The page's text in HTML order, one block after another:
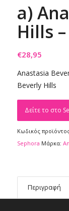
a)
Hills
€28,95
Anastasia
Beverly Hills
Δείτε το στο
Κωδικός
Sephora Μάρκα:
Περιγραφή